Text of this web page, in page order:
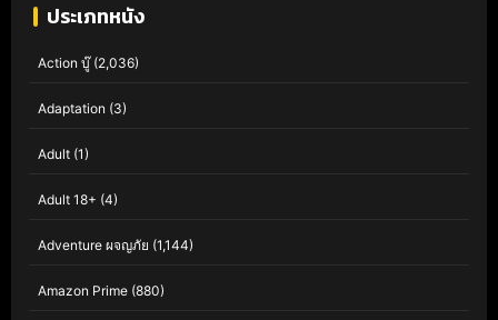
ประเภทหนัง
Action บู๊(2,036)
Adaptation (3)
Adult (1)
Adult 18+ (4)
Adventure ผจญภัย (1,144)
Amazon Prime (880)